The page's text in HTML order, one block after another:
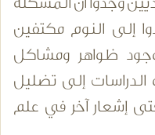
وجدوا أن المشكلة
إلى النوم مكتفين
ظواهر ومشاكل
إلى تضليل
إشعار آخر في علم